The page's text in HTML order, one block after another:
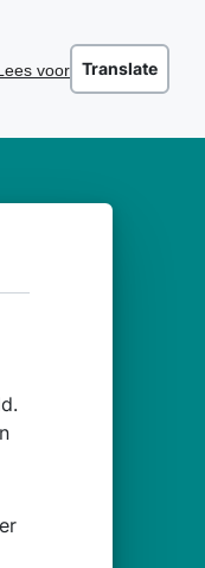
voor Translate